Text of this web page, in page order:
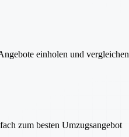
einholen und vergleichen
zum besten Umzugsangebot